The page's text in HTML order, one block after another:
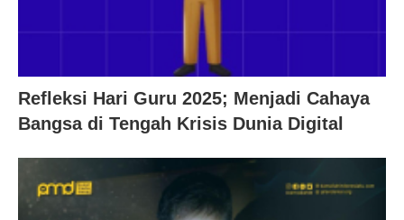
Refleksi Hari Guru 2025; Menjadi Cahaya
Bangsa di Tengah Krisis Dunia Digital